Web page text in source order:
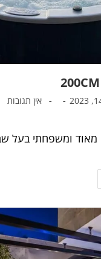
אין תגובות
מאוד ומשפחתי בעל